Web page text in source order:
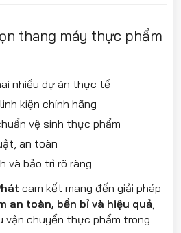
thang máy thực phẩm
nhiều dự án thực tế
kiện chính hãng
vệ sinh thực phẩm
an toàn
và bảo trì rõ ràng
cam kết mang đến giải pháp
an toàn, bền bỉ và hiệu quả,
vận chuyển thực phẩm trong